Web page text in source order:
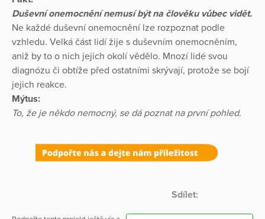
Duševní onemocnění nemusí být na člověku vůbec vidět.
Ne každé duševní onemocnění lze rozpoznat podle
vzhledu. Velká část lidí žije s duševním onemocněním,
aniž by to o nich jejich okolí vědělo. Mnozí lidé svou
diagnózu či obtíže před ostatními skrývají, protože se bojí
jejich reakce.
Mýtus:
To, že je někdo nemocný, se dá poznat na první pohled.
Sdílet: